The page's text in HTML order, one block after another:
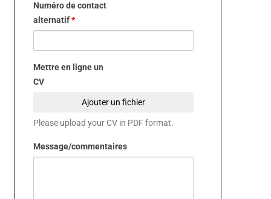
Numéro de contact
alternatif*
Mettre en ligne un
CV
Ajouter un fichier
Please upload your CV in PDF format.
Message/commentaires